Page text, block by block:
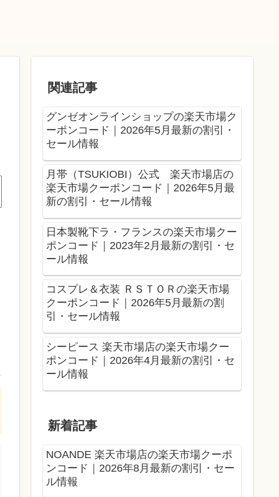
関連記事
グンゼオンラインショップの楽天市場ク
ーポンコード｜2026年5月最新の割引・
セール情報
月帯（TSUKIOBI）公式 楽天市場店の
楽天市場クーポンコード｜2026年5月最
新の割引・セール情報
日本製靴下ラ・フランスの楽天市場クー
ポンコード｜2023年2月最新の割引・セ
ール情報
コスプレ＆衣装 ＲＳＴＯＲの楽天市場
クーポンコード｜2026年5月最新の割
引・セール情報
シーピース 楽天市場店の楽天市場クー
ポンコード｜2026年4月最新の割引・セ
ール情報
新着記事
NOANDE 楽天市場店の楽天市場クーポ
ンコード｜2026年8月最新の割引・セー
ル情報